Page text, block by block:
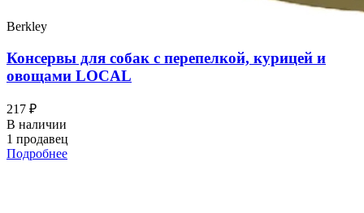
Berkley
Консервы для собак с перепелкой, курицей и
овощами LOCAL
217 ₽
В наличии
1 продавец
Подробнее